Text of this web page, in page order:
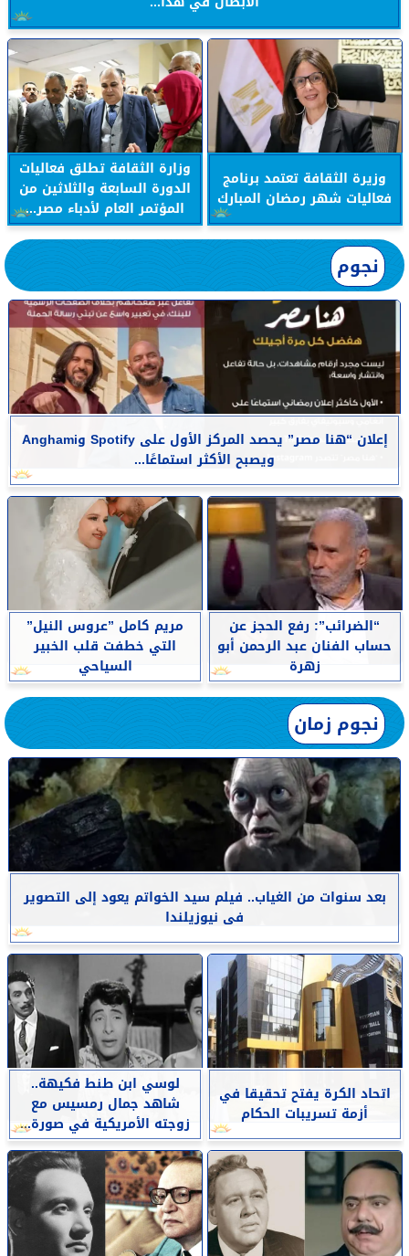
وزيرة الثقافة تعتمد برنامج
فعاليات شهر رمضان المبارك
وزارة الثقافة تطلق فعاليات
الدورة السابعة والثلاثين من
المؤتمر العام لأدباء مصر...
نجوم
إعلان “هنا مصر” يحصد المركز الأول على Spotify وAnghami
ويصبح الأكثر استماعًا...
“الضرائب”: رفع الحجز عن
حساب الفنان عبد الرحمن أبو
زهرة
مريم كامل ”عروس النيل”
التي خطفت قلب الخبير
السياحي
نجوم زمان
بعد سنوات من الغياب.. فيلم سيد الخواتم يعود إلى التصوير
فى نيوزيلندا
اتحاد الكرة يفتح تحقيقا في
أزمة تسريبات الحكام
لوسي ابن طنط فكيهة..
شاهد جمال رمسيس مع
زوجته الأمريكية في صورة...